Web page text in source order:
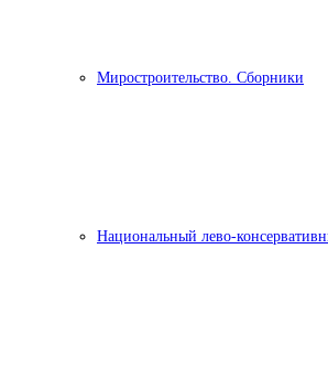
Миростроительство. Сборники
Национальный лево-